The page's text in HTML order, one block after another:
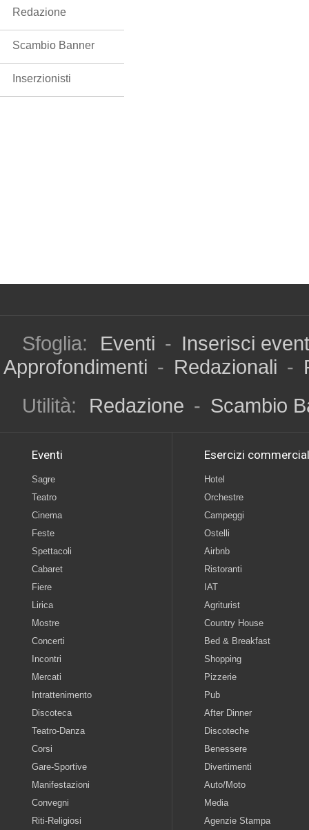
Redazione
Scambio Banner
Inserzionisti
Sfoglia: Eventi - Inserisci
Approfondimenti - Redazionali -
Utilità:
Redazione - Scambio
Eventi
Sagre
Teatro
Cinema
Feste
Spettacoli
Cabaret
Fiere
Lirica
Mostre
Concerti
Incontri
Mercati
Intrattenimento
Discoteca
Teatro-Danza
Corsi
Gare-Sportive
Manifestazioni
Convegni
Riti-Religiosi
Esercizi
Hotel
Orchestre
Campeggi
Ostelli
Airbnb
Ristoranti
IAT
Agriturist
Country House
Bed & Breakfast
Shopping
Pizzerie
Pub
After Dinner
Discoteche
Benessere
Divertimenti
Auto/Moto
Media
Agenzie Stampa